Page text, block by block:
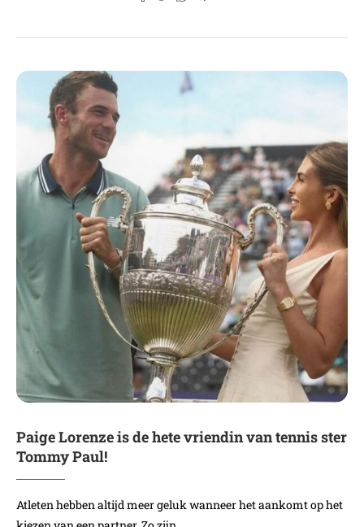
Paige Lorenze is de hete vriendin van tennis ster
Tommy Paul!
Atleten hebben altijd meer geluk wanneer het aankomt op het